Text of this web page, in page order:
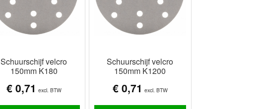
Schuurschijf velcro
150mm K180
€0,71 excl. BTW
Schuurschijf velcro
150mm K1200
€0,71 excl. BTW